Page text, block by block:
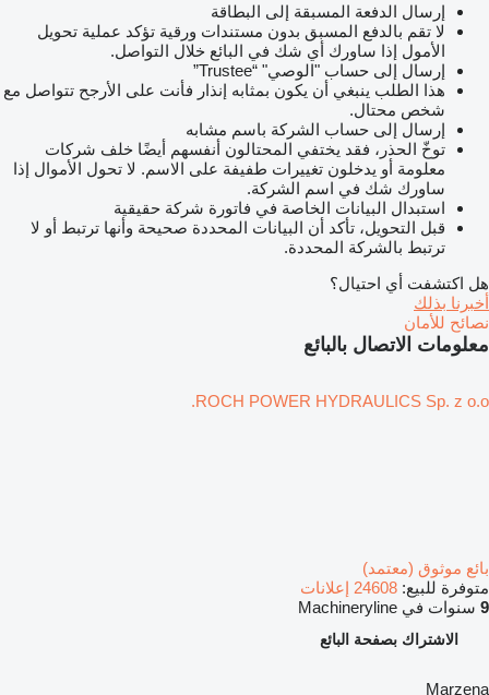
إرسال الدفعة المسبقة إلى البطاقة
لا تقم بالدفع المسبق بدون مستندات ورقية تؤكد عملية تحويل
الأمول إذا ساورك أي شك في البائع خلال التواصل.
إرسال إلى حساب "الوصي" “Trustee”
هذا الطلب ينبغي أن يكون بمثابه إنذار فأنت على الأرجح تتواصل مع
شخص محتال.
إرسال إلى حساب الشركة باسم مشابه
توخّ الحذر، فقد يختفي المحتالون أنفسهم أيضًا خلف شركات
معلومة أو يدخلون تغييرات طفيفة على الاسم. لا تحول الأموال إذا
ساورك شك في اسم الشركة.
استبدال البيانات الخاصة في فاتورة شركة حقيقية
قبل التحويل، تأكد أن البيانات المحددة صحيحة وأنها ترتبط أو لا
ترتبط بالشركة المحددة.
هل اكتشفت أي احتيال؟
أخبرنا بذلك
نصائح للأمان
معلومات الاتصال بالبائع
ROCH POWER HYDRAULICS Sp. z o.o.
بائع موثوق (معتمد)
متوفرة للبيع: 24608 إعلانات
9 سنوات في Machineryline
الاشتراك بصفحة البائع
Marzena